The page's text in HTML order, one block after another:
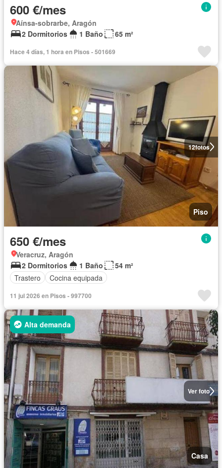
600 €/mes
Aínsa-sobrarbe, Aragón
2 Dormitorios
1 Baño 65 m²
Hace 4 días, 1 hora en Pisos - 501669
12fotos
Piso
650 €/mes
Veracruz, Aragón
2 Dormitorios
1 Baño
54 m²
Trastero
Cocina equipada
11 jul 2026 en Pisos - 997700
Ver foto
Alta demanda
Casa